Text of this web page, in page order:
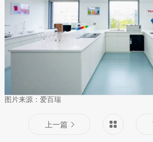
图片来源：爱百瑞
上一篇